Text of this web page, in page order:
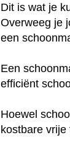
Dit is wat je
Overweeg je
een
Een
efficiënt
Hoewel
kostbare